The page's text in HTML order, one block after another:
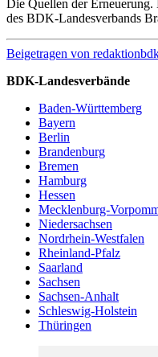
Die Quellen der
des BDK-Landesverbands
Beigetragen von
BDK-Landesverbände
Baden-Württemberg
Bayern
Berlin
Brandenburg
Bremen
Hamburg
Hessen
Mecklenburg-
Niedersachsen
Nordrhein-Westfalen
Rheinland-Pfalz
Saarland
Sachsen
Sachsen-Anhalt
Schleswig-Holstein
Thüringen